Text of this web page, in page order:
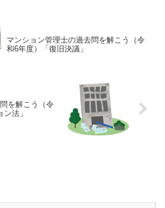
マンション管理士の過去問を解こう（令
和6年度）「復旧決議」
を解こう（令
法」